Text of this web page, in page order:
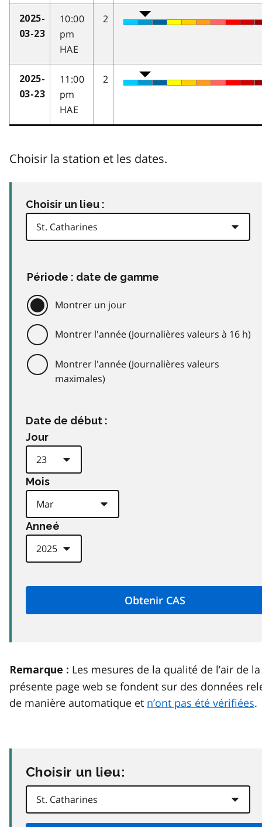
2025-
03-23
10:00
pm
HAE
2
2025-
03-23
11:00
pm
HAE
2
Choisir la station et les dates.
Choisir un lieu :
Période : date de gamme
Montrer un jour
Montrer l'année (Journalières valeurs à 16 h)
Montrer l'année (Journalières valeurs
maximales)
Date de début :
Jour
Mois
Anneé
Remarque : Les mesures de la qualité de l’air de la
présente page web se fondent sur des données
de manière automatique et n’ont pas été vérifiées.
Choisir un lieu: